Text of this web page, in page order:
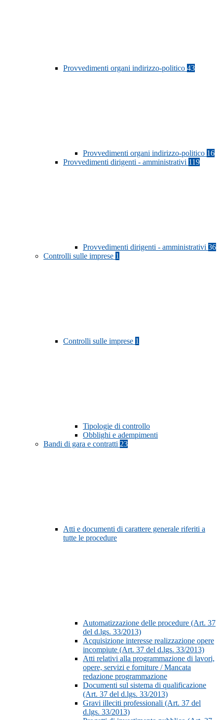
Provvedimenti organi indirizzo-politico 43
Provvedimenti organi indirizzo-politico 16
Provvedimenti dirigenti - amministrativi 119
Provvedimenti dirigenti - amministrativi 36
Controlli sulle imprese 1
Controlli sulle imprese 1
Tipologie di controllo
Obblighi e adempimenti
Bandi di gara e contratti 23
Atti e documenti di carattere generale riferiti a
tutte le procedure
Automatizzazione delle procedure (Art. 37
del d.lgs. 33/2013)
Acquisizione interesse realizzazione opere
incompiute (Art. 37 del d.lgs. 33/2013)
Atti relativi alla programmazione di lavori,
opere, servizi e forniture / Mancata
redazione programmazione
Documenti sul sistema di qualificazione
(Art. 37 del d.lgs. 33/2013)
Gravi illeciti professionali (Art. 37 del
d.lgs. 33/2013)